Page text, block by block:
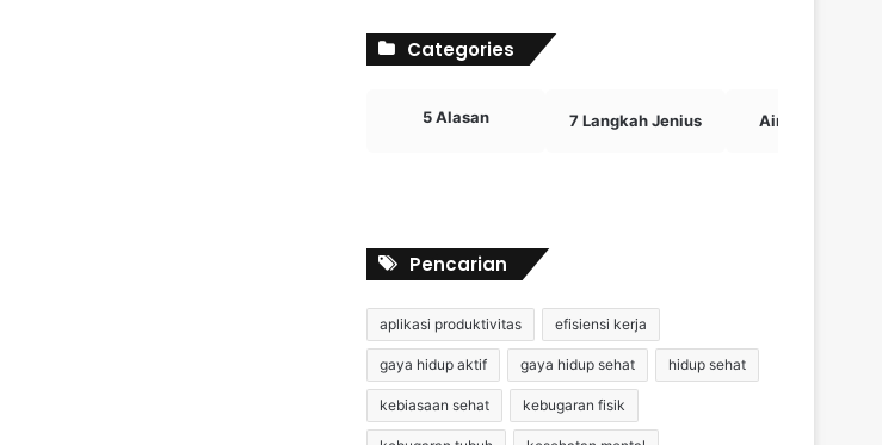
Categories
5 Alasan 7 Langkah Jenius Airdrop Crypto
Pencarian
aplikasi produktivitas efisiensi kerja
gaya hidup aktif gaya hidup sehat hidup sehat
kebiasaan sehat kebugaran fisik